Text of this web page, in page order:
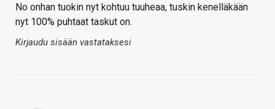
No onhan tuokin nyt kohtuu tuuheaa, tuskin kenelläkään
nyt 100% puhtaat taskut on.
Kirjaudu sisään vastataksesi